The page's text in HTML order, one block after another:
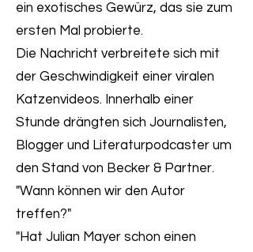
ein exotisches Gewürz, das sie zum
ersten Mal probierte.
Die Nachricht verbreitete sich mit
der Geschwindigkeit einer viralen
Katzenvideos. Innerhalb einer
Stunde drängten sich Journalisten,
Blogger und Literaturpodcaster um
den Stand von Becker & Partner.
"Wann können wir den Autor
treffen?"
"Hat Julian Mayer schon einen